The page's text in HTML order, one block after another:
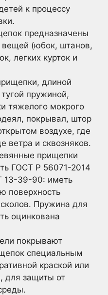
к процессу
предназначены
(юбок, штанов,
легких курток и
длиной
пружиной,
тяжелого мокрого
покрывал, штор
воздухе, где
ветра и сквозняков.
прищепки
ГОСТ Р 56071-2014
13-39-90: иметь
поверхность
Пружина для
оцинкована
покрывают
специальным
краской или
для защиты от